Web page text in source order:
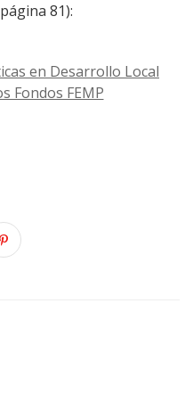
81):
en Desarrollo Local
Fondos FEMP